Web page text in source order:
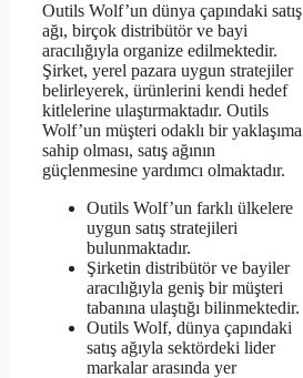
Outils Wolf’un dünya çapındaki satış
ağı, birçok distribütör ve bayi
aracılığıyla organize edilmektedir.
Şirket, yerel pazara uygun stratejiler
belirleyerek, ürünlerini kendi hedef
kitlelerine ulaştırmaktadır. Outils
Wolf’un müşteri odaklı bir yaklaşıma
sahip olması, satış ağının
güçlenmesine yardımcı olmaktadır.
Outils Wolf’un farklı ülkelere
uygun satış stratejileri
bulunmaktadır.
Şirketin distribütör ve bayiler
aracılığıyla geniş bir müşteri
tabanına ulaştığı bilinmektedir.
Outils Wolf, dünya çapındaki
satış ağıyla sektördeki lider
markalar arasında yer